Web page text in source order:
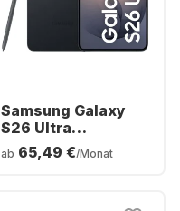
Samsung Galaxy
S26 Ultra
Smartphone -
256GB - Dual SIM
ab 65,49 €/Monat